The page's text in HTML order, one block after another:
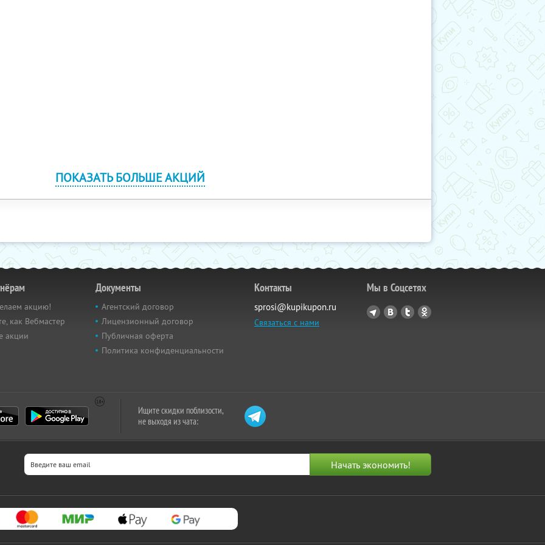
ПОКАЗАТЬ БОЛЬШЕ АКЦИЙ
акцию!
как Вебмастер
акции
Документы
Агентский договор
Лицензионный договор
Публичная оферта
Политика конфиденциальности
Контакты
sprosi@kupikupon.ru
Связаться с нами
Мы в Соцсетях
Ищите скидки поблизости,
не выходя из чата: